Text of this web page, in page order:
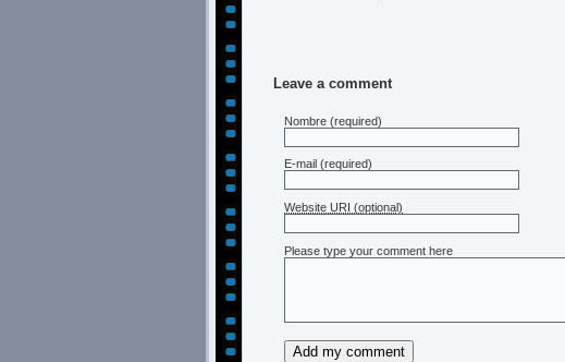
Leave a comment
Nombre (required)
E-mail (required)
Website URI (optional)
Please type your comment here